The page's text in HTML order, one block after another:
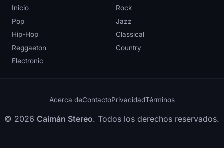
Inicio
Rock
Pop
Jazz
Hip-Hop
Classical
Reggaeton
Country
Electronic
Acerca deContactoPrivacidadTérminos
© 2026 Caimán Stereo. Todos los derechos reservados.